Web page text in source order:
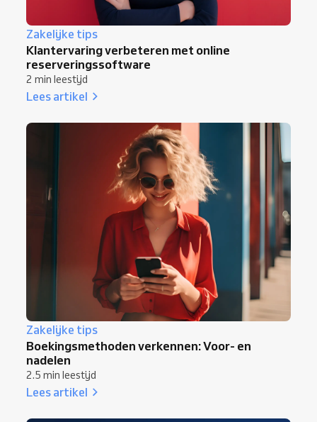
Zakelijke tips
Klantervaring verbeteren met online
reserveringssoftware
2 min leestijd
Lees artikel
Zakelijke tips
Boekingsmethoden verkennen: Voor- en
nadelen
2.5 min leestijd
Lees artikel